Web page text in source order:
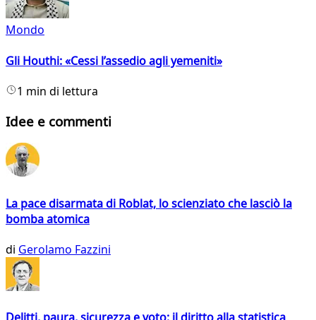
Mondo
Gli Houthi: «Cessi l’assedio agli yemeniti»
1 min di lettura
Idee e commenti
La pace disarmata di Roblat, lo scienziato che lasciò la
bomba atomica
di Gerolamo Fazzini